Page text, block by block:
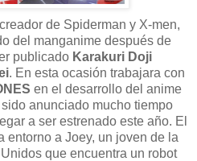
de Spiderman y X-men,
del manganime después de
publicado Karakuri Doji
. En esta ocasión trabajara con
en el desarrollo del anime
anunciado mucho tiempo
a ser estrenado este año. El
entorno a Joey, un joven de la
que encuentra un robot